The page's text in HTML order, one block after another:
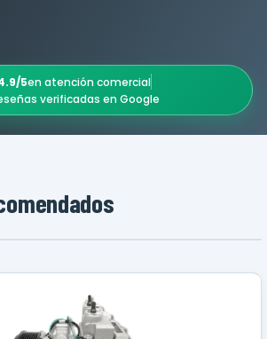
5en atención comercial
verificadas en Google